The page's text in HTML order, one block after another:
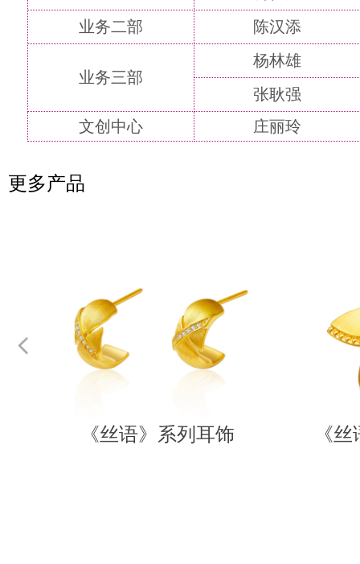
业务二部
陈汉添
业务三部
杨林雄
张耿强
文创中心
庄丽玲
更多产品
《丝语》系列耳饰 《
넳